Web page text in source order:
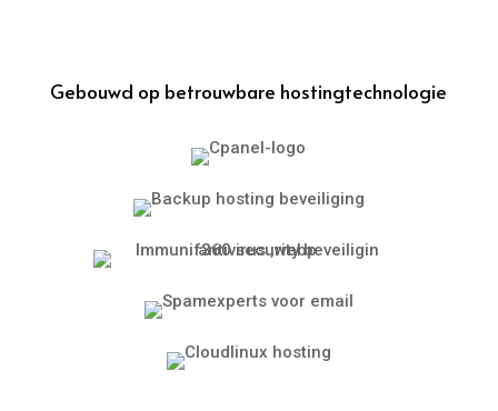
Gebouwd op betrouwbare hostingtechnologie